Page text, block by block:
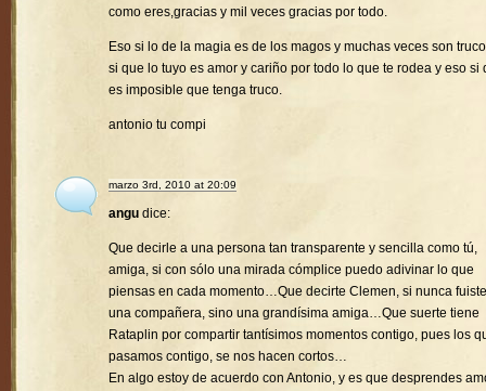
como eres,gracias y mil veces gracias por todo.
Eso si lo de la magia es de los magos y muchas veces son
si que lo tuyo es amor y cariño por todo lo que te rodea y eso si
es imposible que tenga truco.
antonio tu compi
marzo 3rd, 2010 at 20:09
angu dice:
Que decirle a una persona tan transparente y sencilla como tú,
amiga, si con sólo una mirada cómplice puedo adivinar lo que
piensas en cada momento…Que decirte Clemen, si nunca fuiste
una compañera, sino una grandísima amiga…Que suerte tiene
Rataplin por compartir tantísimos momentos contigo, pues los
pasamos contigo, se nos hacen cortos…
En algo estoy de acuerdo con Antonio, y es que desprendes